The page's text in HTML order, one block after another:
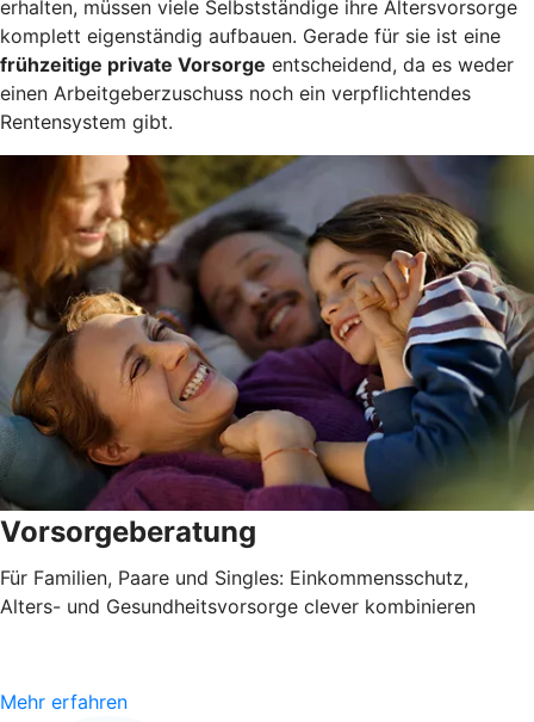
erhalten, müssen viele Selbstständige ihre Altersvorsorge
komplett eigenständig aufbauen. Gerade für sie ist eine
frühzeitige private Vorsorge entscheidend, da es weder
einen Arbeitgeberzuschuss noch ein verpflichtendes
Rentensystem gibt.
Vorsorgeberatung
Für Familien, Paare und Singles: Einkommensschutz,
Alters- und Gesundheitsvorsorge clever kombinieren
Mehr erfahren